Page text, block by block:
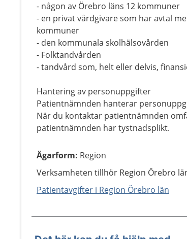
- någon av Örebro läns 12 kommuner
- en privat vårdgivare som har avtal
kommuner
- den kommunala skolhälsovården
- Folktandvården
- tandvård som, helt eller delvis,
Hantering av personuppgifter
Patientnämnden hanterar
När du kontaktar patientnämnden
patientnämnden har tystnadsplikt.
Ägarform: Region
Verksamheten tillhör Region Örebro
Patientavgifter i Region Örebro län